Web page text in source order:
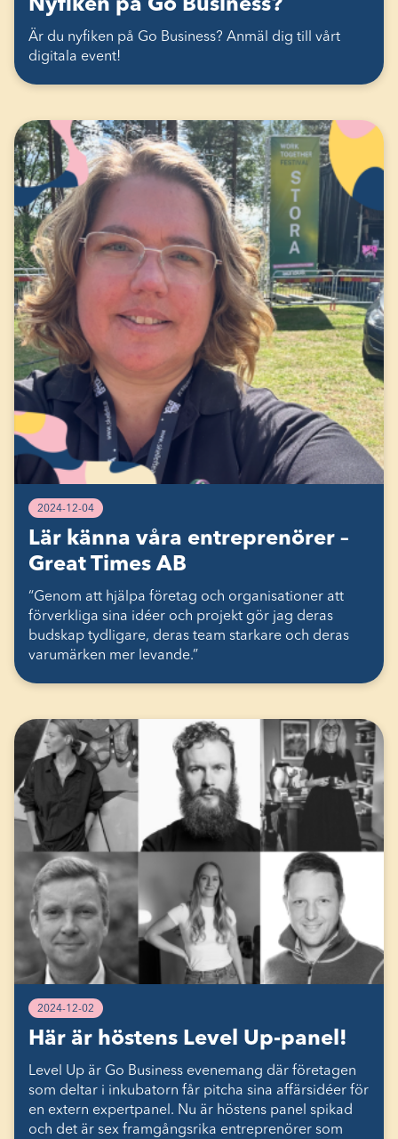
Nyfiken på Go Business?
Är du nyfiken på Go Business? Anmäl dig till vårt
digitala event!
2024-12-04
Lär känna våra entreprenörer –
Great Times AB
“Genom att hjälpa företag och organisationer att
förverkliga sina idéer och projekt gör jag deras
budskap tydligare, deras team starkare och deras
varumärken mer levande.”
2024-12-02
Här är höstens Level Up-panel!
Level Up är Go Business evenemang där företagen
som deltar i inkubatorn får pitcha sina affärsidéer för
en extern expertpanel. Nu är höstens panel spikad
och det är sex framgångsrika entreprenörer som